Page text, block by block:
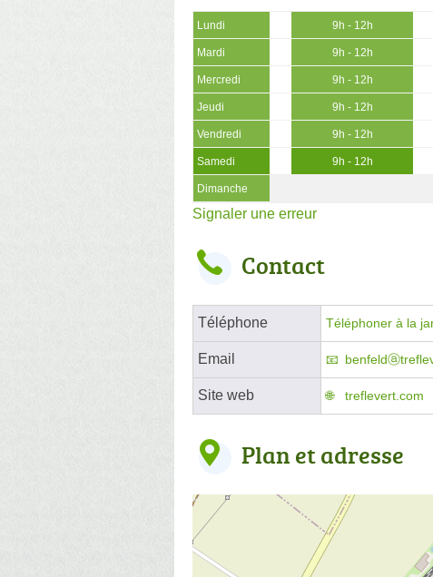
Lundi 9h - 12h
Mardi 9h - 12h
Mercredi 9h - 12h
Jeudi 9h - 12h
Vendredi 9h - 12h
Samedi 9h - 12h
Dimanche
Signaler une erreur
Contact
Téléphone Téléphoner à la
Email
Site web treflevert.com
Plan et adresse